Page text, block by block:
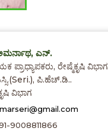
ಎನ್.
ಪ್ರಾಧ್ಯಾಪಕರು, ರೇಷ್ಮೆಕೃಷಿ ವಿಭಾಗ
ಪಿ.ಹೆಚ್.ಡಿ..
ವಿಭಾಗ
9008811866